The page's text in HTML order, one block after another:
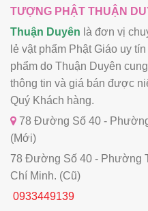
TƯỢNG PHẬT THUẬN
Thuận Duyên là đơn vị
lẻ vật phẩm Phật Giáo uy
phẩm do Thuận Duyên
thông tin và giá bán được
Quý Khách hàng.
78 Đường Số 40 -
(Mới)
78 Đường Số 40 - Phường
Chí Minh. (Cũ)
0933449139